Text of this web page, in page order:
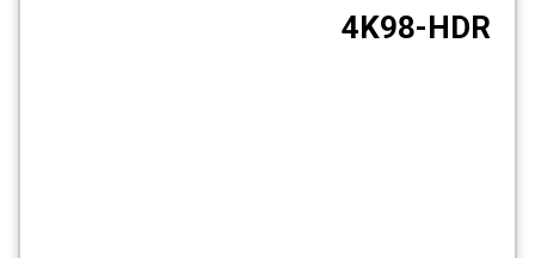
4K98-HDR